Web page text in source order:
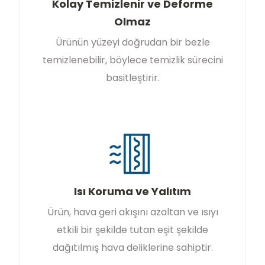
Kolay Temizlenir ve Deforme
Olmaz
Ürünün yüzeyi doğrudan bir bezle
temizlenebilir, böylece temizlik sürecini
basitleştirir.
Isı Koruma ve Yalıtım
Ürün, hava geri akışını azaltan ve ısıyı
etkili bir şekilde tutan eşit şekilde
dağıtılmış hava deliklerine sahiptir.